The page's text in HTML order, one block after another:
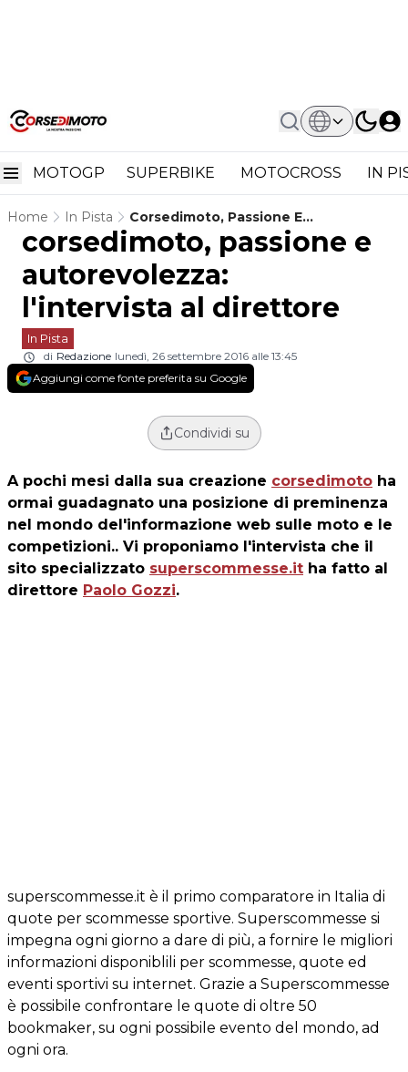
MOTOGP SUPERBIKE MOTOCROSS IN
Home In Pista
Corsedimoto, Passione E
Autorevolezza: L'intervista Al
Direttore
corsedimoto, passione e
autorevolezza:
l'intervista al direttore
In Pista
di Redazione lunedì, 26 settembre 2016 alle 13:45
Aggiungi come fonte preferita su Google
Condividi su
A pochi mesi dalla sua creazione corsedimoto ha
ormai guadagnato una posizione di preminenza
nel mondo del'informazione web sulle moto e le
competizioni.. Vi proponiamo l'intervista che il
sito specializzato superscommesse.it ha fatto al
direttore Paolo Gozzi.
superscommesse.it è il primo comparatore in Italia di
quote per scommesse sportive. Superscommesse si
impegna ogni giorno a dare di più, a fornire le migliori
informazioni disponiblili per scommesse, quote ed
eventi sportivi su internet. Grazie a Superscommesse
è possibile confrontare le quote di oltre 50
bookmaker, su ogni possibile evento del mondo, ad
ogni ora.